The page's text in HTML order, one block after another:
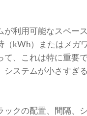
利用可能なスペー
（kWh）またはメガ
、これは特に重要
ステムが小さすぎ
クの配置、間隔、